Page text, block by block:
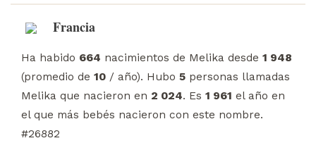
Francia
Ha habido 664 nacimientos de Melika desde 1 948
(promedio de 10 / año). Hubo 5 personas llamadas
Melika que nacieron en 2 024. Es 1 961 el año en
el que más bebés nacieron con este nombre.
#26882